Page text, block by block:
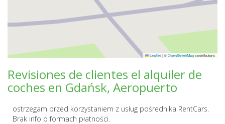
Leaflet|©OpenStreetMapcontributors
Revisiones de clientes el alquiler de
coches en Gdańsk, Aeropuerto
ostrzegam przed korzystaniem z usług pośrednika RentCars.
Brak info o formach płatności.